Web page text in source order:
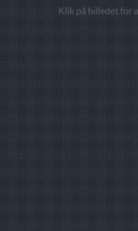
Klik på billedet for